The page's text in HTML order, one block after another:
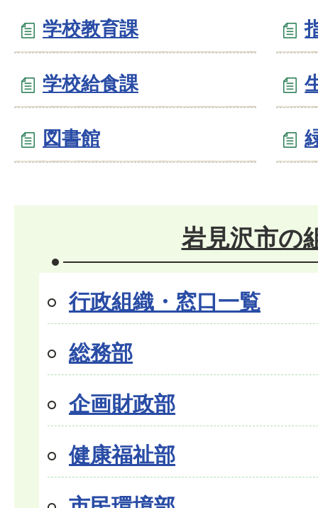
学校教育課
学校給食課
図書館
岩見沢市の
行政組織・窓口一覧
総務部
企画財政部
健康福祉部